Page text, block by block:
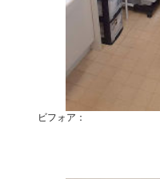
ビフォア：